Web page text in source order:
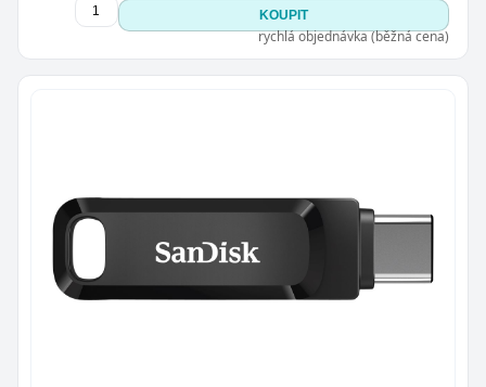
KOUPIT
rychlá objednávka (běžná cena)